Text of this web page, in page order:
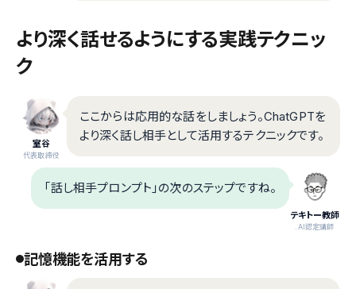
より深く話せるようにする実践テクニッ
ク
室谷
代表取締役
ここからは応用的な話をしましょう。ChatGPTを
より深く話し相手として活用するテクニックです。
テキトー教師
.AI認定講師
「話し相手プロンプト」の次のステップですね。
記憶機能を活用する